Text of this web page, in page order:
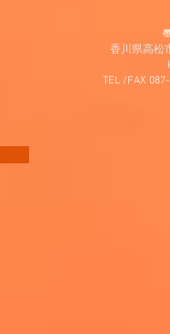
香川県高松
TEL /FAX